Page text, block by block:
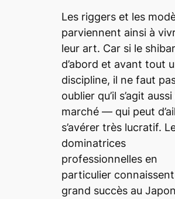
Les riggers et les
parviennent ainsi à
leur art. Car si le
d’abord et avant tout
discipline, il ne faut
oublier qu’il s’agit aussi
marché — qui peut
s’avérer très lucratif.
dominatrices
professionnelles en
particulier
grand succès au